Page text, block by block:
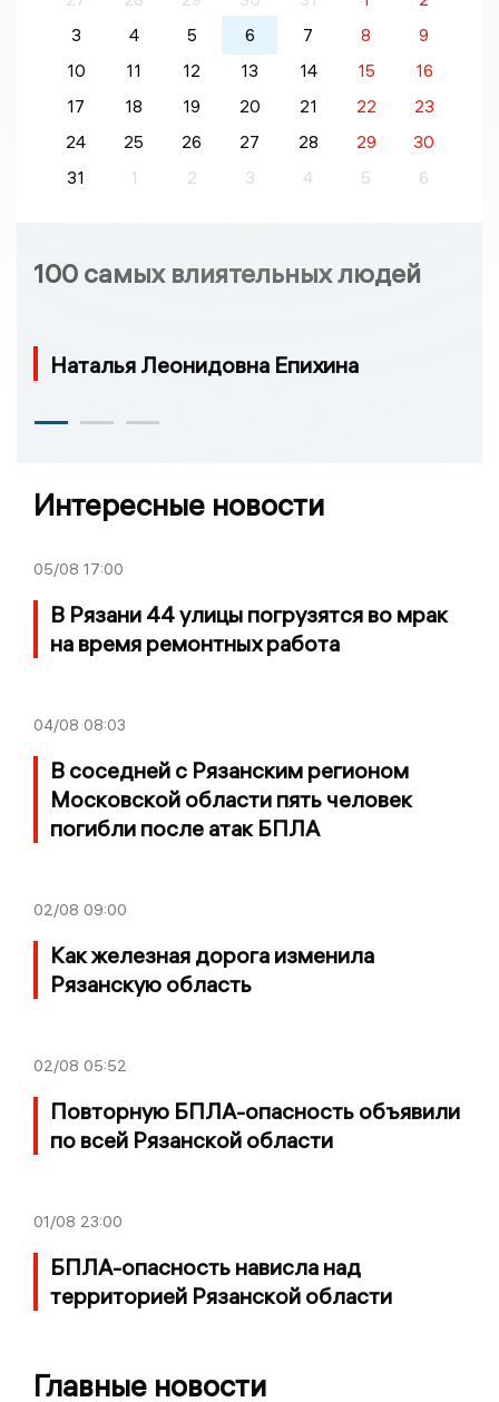
3
4 5 6 7 8
9
10
11 12 13 14 15
16
17
18 19 20 21 22
23
24
25 26 27 28 29
30
31
1 2 3 4 5 6
100 самых влиятельных людей
Наталья Леонидовна Епихина
Интересные новости
05/08 17:00
В Рязани 44 улицы погрузятся во мрак
на время ремонтных работа
04/08 08:03
В соседней с Рязанским регионом
Московской области пять человек
погибли после атак БПЛА
02/08 09:00
Как железная дорога изменила
Рязанскую область
02/08 05:52
Повторную БПЛА-опасность объявили
по всей Рязанской области
01/08 23:00
БПЛА-опасность нависла над
территорией Рязанской области
Главные новости